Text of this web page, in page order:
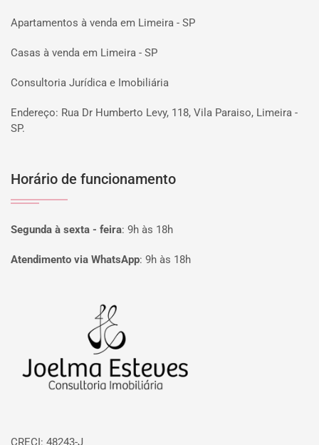
Apartamentos à venda em Limeira - SP
Casas à venda em Limeira - SP
Consultoria Jurídica e Imobiliária
Endereço: Rua Dr Humberto Levy, 118, Vila Paraiso, Limeira -
SP.
Horário de funcionamento
Segunda à sexta - feira: 9h às 18h
Atendimento via WhatsApp: 9h às 18h
CRECI: 48243-J